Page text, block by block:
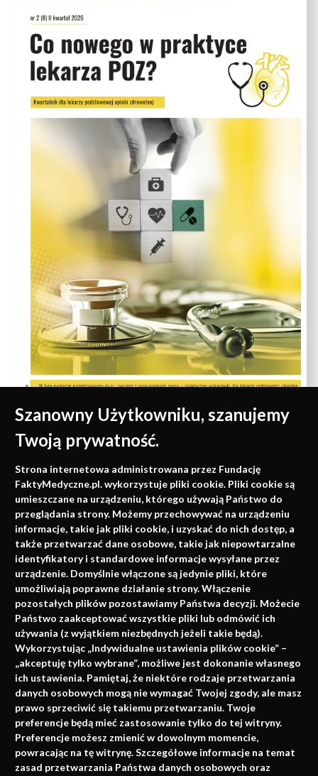
Szanowny Użytkowniku, szanujemy
Twoją prywatność.
Strona internetowa administrowana przez Fundację
FaktyMedyczne.pl. wykorzystuje pliki cookie. Pliki cookie są
umieszczane na urządzeniu, którego używają Państwo do
przeglądania strony. Możemy przechowywać na urządzeniu
informacje, takie jak pliki cookie, i uzyskać do nich dostęp, a
także przetwarzać dane osobowe, takie jak niepowtarzalne
identyfikatory i standardowe informacje wysyłane przez
urządzenie. Domyślnie włączone są jedynie pliki, które
umożliwiają poprawne działanie strony. Włączenie
pozostałych plików pozostawiamy Państwa decyzji. Możecie
Państwo zaakceptować wszystkie pliki lub odmówić ich
używania (z wyjątkiem niezbędnych jeżeli takie będą).
Wykorzystując „Indywidualne ustawienia plików cookie” –
„akceptuję tylko wybrane”, możliwe jest dokonanie własnego
ich ustawienia. Pamiętaj, że niektóre rodzaje przetwarzania
danych osobowych mogą nie wymagać Twojej zgody, ale masz
prawo sprzeciwić się takiemu przetwarzaniu. Twoje
preferencje będą mieć zastosowanie tylko do tej witryny.
Preferencje możesz zmienić w dowolnym momencie,
powracając na tę witrynę. Szczegółowe informacje na temat
zasad przetwarzania Państwa danych osobowych oraz
Medycyna oparta na
faktach
Konferencje, szkolenia, e-learning, wydawnictwo
Napisz do nas
info@faktymedyczne.pl
ul. Towarowa 2
43-460 Wisła